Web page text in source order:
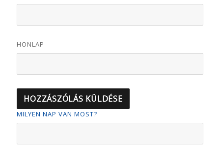
HONLAP
MILYEN NAP VAN MOST?